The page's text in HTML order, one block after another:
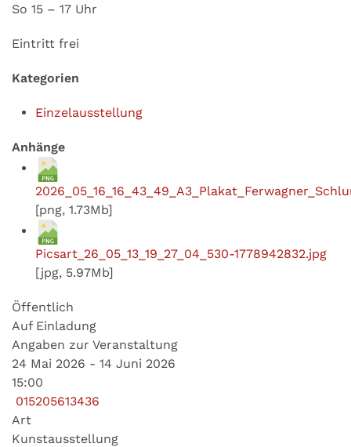
So 15 – 17 Uhr
Eintritt frei
Kategorien
Einzelausstellung
Anhänge
[png, 1.73Mb]
Picsart_26_05_13_19_27_04_530-1778942832.jpg
[jpg, 5.97Mb]
Öffentlich
Auf Einladung
Angaben zur Veranstaltung
24 Mai 2026 - 14 Juni 2026
15:00
015205613436
Art
Kunstausstellung